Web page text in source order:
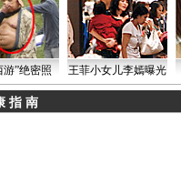
游”绝密照 王菲小女儿李嫣曝光
指 南